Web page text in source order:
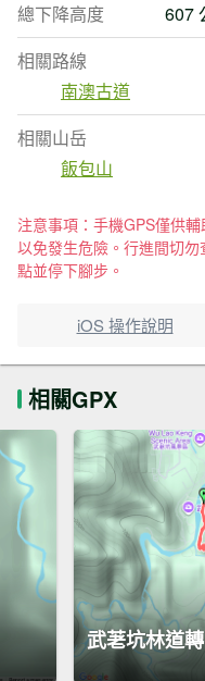
總下降高度
607
相關路線
南澳古道
相關山岳
飯包山
注意事項：手機GPS僅供
以免發生危險。行進間切
點並停下腳步。
iOS 操作說明
相關GPX
武荖坑林道